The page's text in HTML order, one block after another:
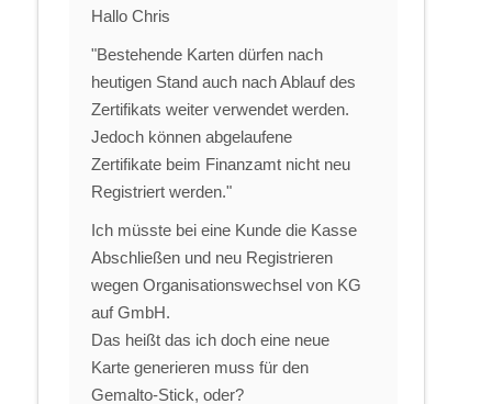
Hallo Chris
"Bestehende Karten dürfen nach
heutigen Stand auch nach Ablauf des
Zertifikats weiter verwendet werden.
Jedoch können abgelaufene
Zertifikate beim Finanzamt nicht neu
Registriert werden."
Ich müsste bei eine Kunde die Kasse
Abschließen und neu Registrieren
wegen Organisationswechsel von KG
auf GmbH.
Das heißt das ich doch eine neue
Karte generieren muss für den
Gemalto-Stick, oder?